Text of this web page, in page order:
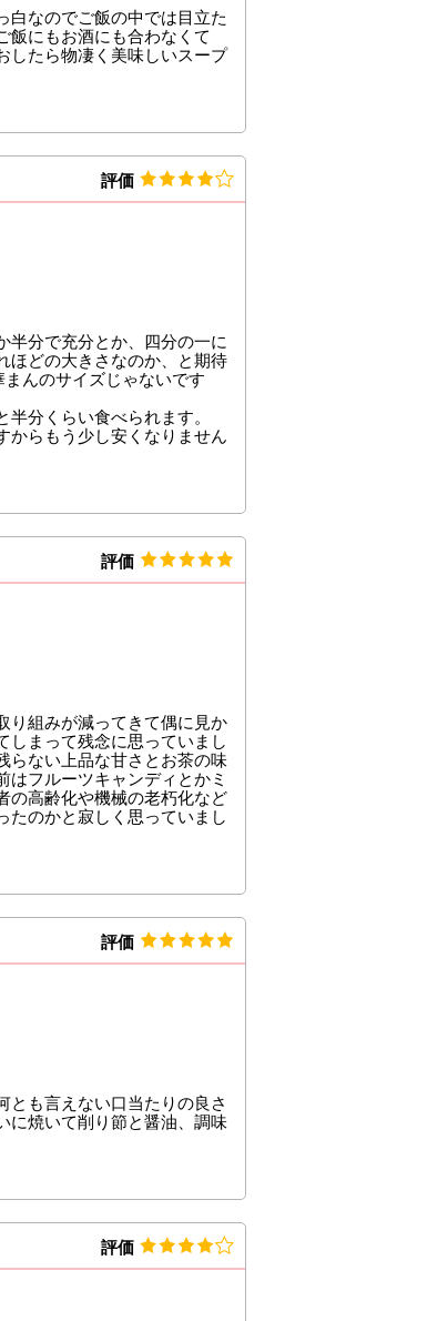
白なのでご飯の中では目立た
飯にもお酒にも合わなくて
したら物凄く美味しいスープ
評価
半分で充分とか、四分の一に
ほどの大きさなのか、と期待
んのサイズじゃないです
分くらい食べられます。
からもう少し安くなりません
評価
り組みが減ってきて偶に見か
しまって残念に思っていまし
らない上品な甘さとお茶の味
はフルーツキャンディとかミ
の高齢化や機械の老朽化など
たのかと寂しく思っていまし
評価
とも言えない口当たりの良さ
に焼いて削り節と醤油、調味
評価